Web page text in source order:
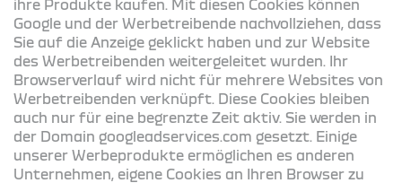
ihre Produkte kaufen. Mit diesen Cookies können
Google und der Werbetreibende nachvollziehen, dass
Sie auf die Anzeige geklickt haben und zur Website
des Werbetreibenden weitergeleitet wurden. Ihr
Browserverlauf wird nicht für mehrere Websites von
Werbetreibenden verknüpft. Diese Cookies bleiben
auch nur für eine begrenzte Zeit aktiv. Sie werden in
der Domain googleadservices.com gesetzt. Einige
unserer Werbeprodukte ermöglichen es anderen
Unternehmen, eigene Cookies an Ihren Browser zu